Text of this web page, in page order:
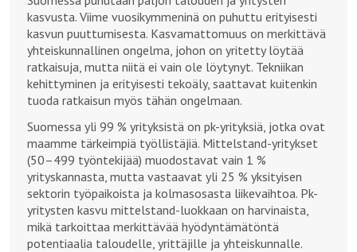
kasvusta. Viime vuosikymmeninä on puhuttu erityisesti
kasvun puuttumisesta. Kasvamattomuus on merkittävä
yhteiskunnallinen ongelma, johon on yritetty löytää
ratkaisuja, mutta niitä ei vain ole löytynyt. Tekniikan
kehittyminen ja erityisesti tekoäly, saattavat kuitenkin
tuoda ratkaisun myös tähän ongelmaan.
Suomessa yli 99 % yrityksistä on pk-yrityksiä, jotka ovat
maamme tärkeimpiä työllistäjiä. Mittelstand-yritykset
(50–499 työntekijää) muodostavat vain 1 %
yrityskannasta, mutta vastaavat yli 25 % yksityisen
sektorin työpaikoista ja kolmasosasta liikevaihtoa. Pk-
yritysten kasvu mittelstand-luokkaan on harvinaista,
mikä tarkoittaa merkittävää hyödyntämätöntä
potentiaalia taloudelle, yrittäjille ja yhteiskunnalle.